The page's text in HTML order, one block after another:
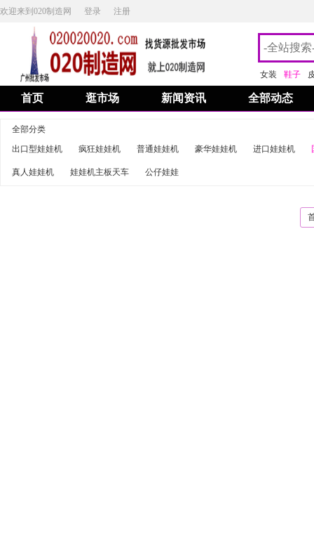
欢迎来到020制造网 登录 注册
女装 鞋子
首页 逛市场 新闻资讯 全部动态
全部分类
出口型娃娃机
疯狂娃娃机 普通娃娃机 豪华娃娃机 进口娃娃机
真人娃娃机 娃娃机主板天车 公仔娃娃